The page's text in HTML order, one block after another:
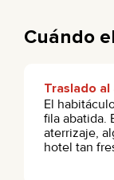
Cuándo
Traslado
El
fila abatida.
aterrizaje,
hotel tan